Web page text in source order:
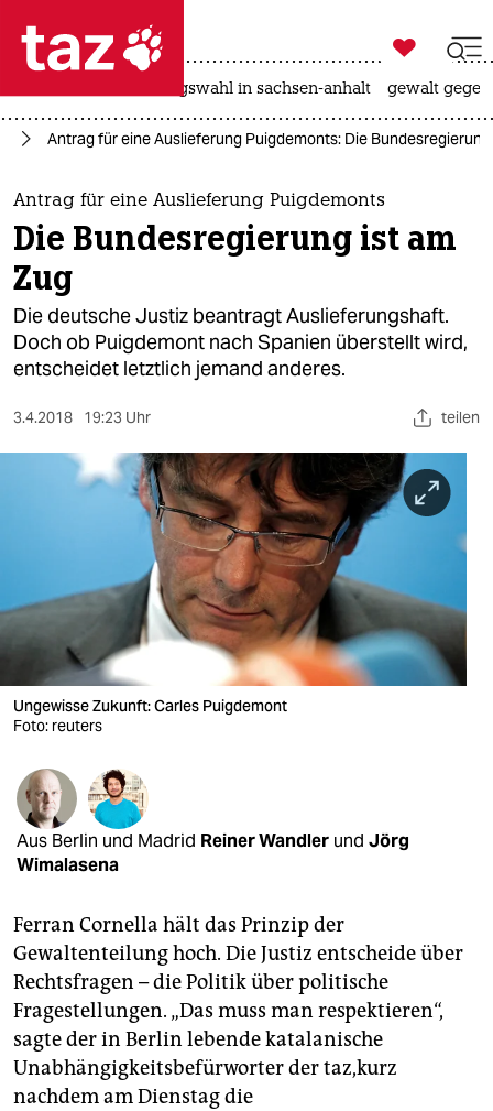
 taz zahl ich
taz zahl ich
themen
politik
öko
gesellschaft
sport
wahrheit
verlag
verlag
veranstaltungen
shop
fragen & hilfe
unterstützen
genossenschaft
epaper login

taz zahl ich
landtagswahl in sachsen-anhalt gewalt
Antrag für eine Auslieferung Puigdemonts: Die
Antrag für eine Auslieferung Puigdemonts
Die Bundesregierung ist am
Zug
Die deutsche Justiz beantragt Auslieferungshaft.
Doch ob Puigdemont nach Spanien überstellt wird,
entscheidet letztlich jemand anderes.
3.4.2018 19:23 Uhr teilen
Ungewisse Zukunft: Carles Puigdemont
Foto: reuters
Aus Berlin und Madrid Reiner Wandler und Jörg
Wimalasena
Ferran Cornella hält das Prinzip der
Gewaltenteilung hoch. Die Justiz entscheide über
Rechtsfragen – die Politik über politische
Fragestellungen. „Das muss man respektieren“,
sagte der in Berlin lebende katalanische
Unabhängigkeitsbefürworter der taz,kurz
nachdem am Dienstag die